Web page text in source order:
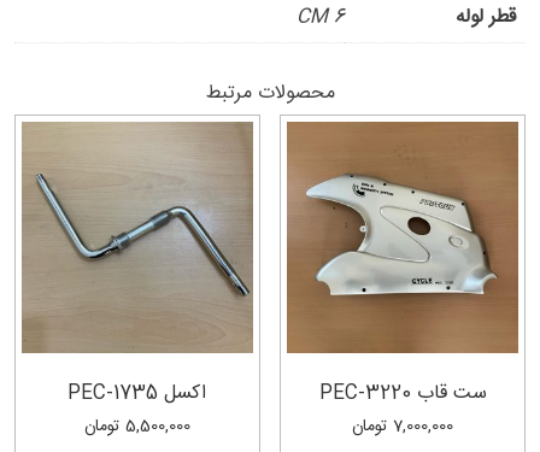
قطر لوله
6 CM
محصولات مرتبط
ست قاب PEC-3220
7,000,000 تومان
اکسل PEC-1735
5,500,000 تومان